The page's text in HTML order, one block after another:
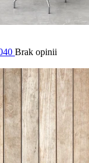
Brak opinii